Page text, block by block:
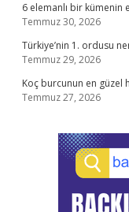
6 elemanlı bir kümenin
Temmuz 30, 2026
Türkiye’nin 1. ordusu
Temmuz 29, 2026
Koç burcunun en güzel
Temmuz 27, 2026